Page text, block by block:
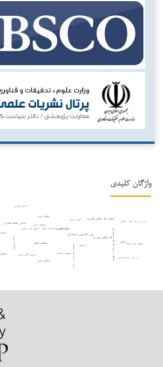
واژگان کلیدی
بدهی دولتی
روش رگرسیون آستانه¬ای
اشتغال
کشورهای صادرکننده نفت
کیفیت نهادی
تناسب وظیفه–فناوری
تأمین مالی جمعی
عملکرد پایدار
کیفیت خدمات
گزارشگری یکپارچه
کیفیت گزارشگری یکپارچه
عملکرد مالی
ارتباط ارزشی اطلاعات حسابداری کیفیت سود
بورس اوراق بهادار عراق
رویکرد داده بنیاد
بورس کالای ایران
پردازش زبان طبیعی
تحلیل حس
مدل ترکیبی
شفافیت مالی در مدیریت مالیات
عوامل قانونی
xbrl